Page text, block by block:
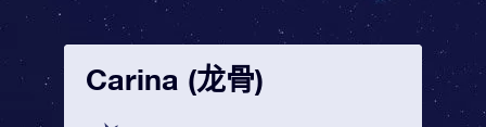
Carina (龙骨)